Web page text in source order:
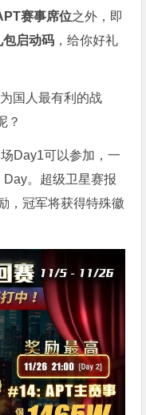
赛事席位之外，即
包启动码 ，给你好礼
国人最有利的战
？
Day1可以参加，一
。超级卫星赛报
，冠军将获得特殊徽